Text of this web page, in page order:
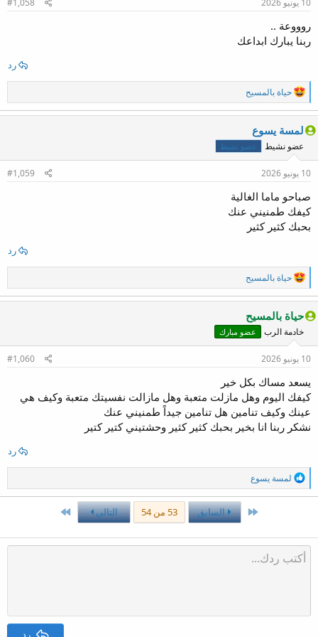
ت
10 يونيو 2026 #1,058
روووعة ..
ربنا يبارك ابداعك
رد
ا
ل
ت
ا
ع
ا
ت
حياة بالمسيح
لمسة يسوع
عضو نشيط عضو نشيط
10 يونيو 2026 #1,059
صباحو ماما الغالية
كيفك طمنيني عنك
بحبك كثير كثير
رد
ا
ل
ت
ف
ا
ع
ا
ت
:
حياة بالمسيح
حياة بالمسيح
خادمة الرب عضو مبارك
10 يونيو 2026 #1,060
يسعد مساك بكل خير
كيفك اليوم وهل مازلت متعبة وهل مازالت نفسيتك متعبة وكيف هي
عينك وكيف تنامين هل تنامين جيداً طمنيني عنك
نشكر ربنا انا بخير بحبك كثير كثير وحشتيني كتير كتير
رد
ا
ل
ت
ل
ا
ت
لمسة يسوع
الأول السابق 53 من 54 التالي الاخير
رد